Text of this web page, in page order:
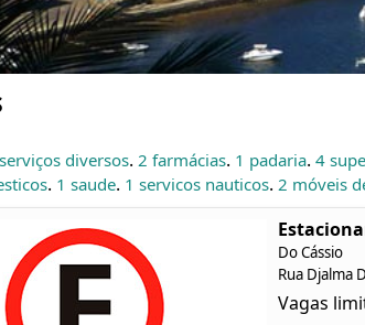
diversos. 2 farmácias. 1 padaria. 4
. 1 saude. 1 servicos nauticos. 2 móveis
Do Cássio
Rua Djalma
Vagas